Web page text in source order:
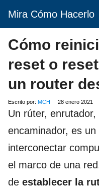
Mira Cómo Hacerlo
Cómo
reset o
un router
Escrito por: MCH 28 enero 2021
Un rúter,​
encaminador,​ es
interconectar
el marco de una
de establecer la